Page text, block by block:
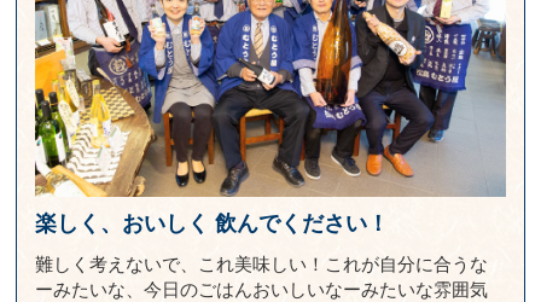
楽しく、おいしく 飲んでください！
難しく考えないで、これ美味しい！これが自分に合うな
ーみたいな、今日のごはんおいしいなーみたいな雰囲気